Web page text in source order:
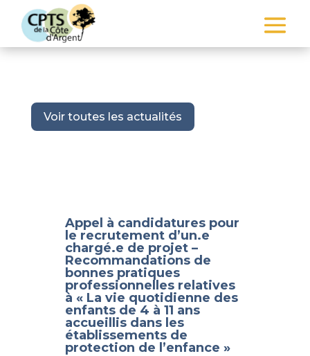
Voir toutes les actualités
Appel à candidatures pour
le recrutement d’un.e
chargé.e de projet –
Recommandations de
bonnes pratiques
professionnelles relatives
à « La vie quotidienne des
enfants de 4 à 11 ans
accueillis dans les
établissements de
protection de l’enfance »